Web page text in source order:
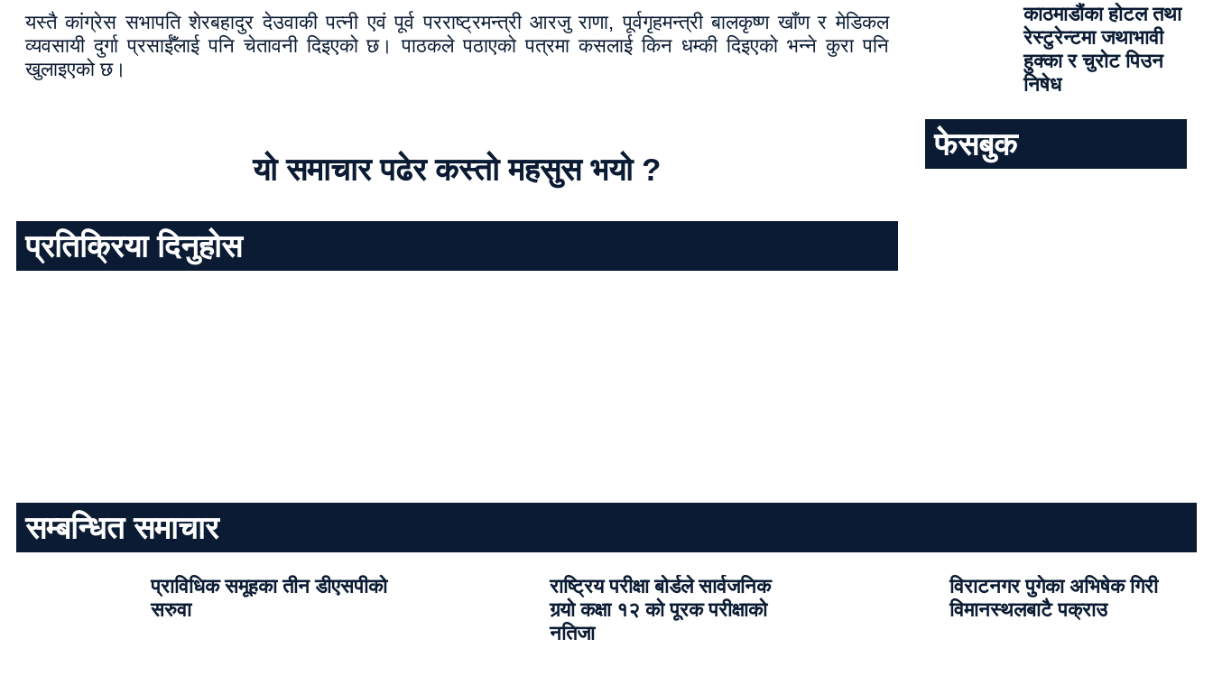
यस्तै कांग्रेस सभापति शेरबहादुर देउवाकी पत्नी एवं पूर्व परराष्ट्रमन्त्री आरजु राणा, पूर्वगृहमन्त्री बालकृष्ण खाँण र मेडिकल
व्यवसायी दुर्गा प्रसाईँलाई पनि चेतावनी दिइएको छ। पाठकले पठाएको पत्रमा कसलाई किन धम्की दिइएको भन्ने कुरा पनि
खुलाइएको छ।
यो समाचार पढेर कस्तो महसुस भयो ?
प्रतिक्रिया दिनुहोस
काठमाडौंका होटल तथा
रेस्टुरेन्टमा जथाभावी
हुक्का र चुरोट पिउन
निषेध
फेसबुक
सम्बन्धित समाचार
प्राविधिक समूहका तीन डीएसपीको
सरुवा
राष्ट्रिय परीक्षा बोर्डले सार्वजनिक
गर्‍यो कक्षा १२ को पूरक परीक्षाको
नतिजा
विराटनगर पुगेका अभिषेक गिरी
विमानस्थलबाटै पक्राउ